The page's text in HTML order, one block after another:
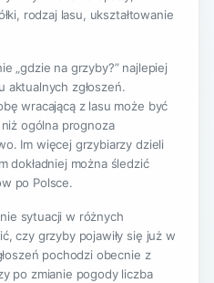
rodzaj lasu, ukształtowanie
„gdzie na grzyby?” najlepiej
aktualnych zgłoszeń.
wracającą z lasu może być
ogólna prognoza
Im więcej grzybiarzy dzieli
dokładniej można śledzić
po Polsce.
sytuacji w różnych
czy grzyby pojawiły się już w
pochodzi obecnie z
po zmianie pogody liczba